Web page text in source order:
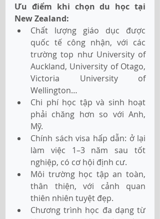
Ưu điểm khi chọn du học tại
New Zealand:
Chất lượng giáo dục được
quốc tế công nhận, với các
trường top như University of
Auckland, University of Otago,
Victoria University of
Wellington…
Chi phí học tập và sinh hoạt
phải chăng hơn so với Anh,
Mỹ.
Chính sách visa hấp dẫn: ở lại
làm việc 1–3 năm sau tốt
nghiệp, có cơ hội định cư.
Môi trường học tập an toàn,
thân thiện, với cảnh quan
thiên nhiên tuyệt đẹp.
Chương trình học đa dạng từ